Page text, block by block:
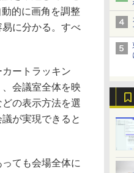
的に画角を調整
に分かる。すべ
ートラッキン
会議室全体を映
の表示方法を選
が実現できると
ても会場全体に